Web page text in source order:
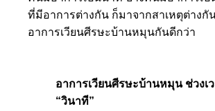
ที่มีอาการต่างกัน ก็มาจากสาเหตุต่างกั
อาการเวียนศีรษะบ้านหมุนกันดีกว่า
อาการเวียนศีรษะบ้านหมุน ช่วงเ
“วินาที”